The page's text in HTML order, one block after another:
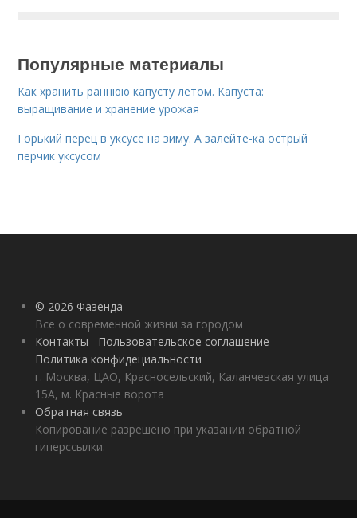
Популярные материалы
Как хранить раннюю капусту летом. Капуста:
выращивание и хранение урожая
Горький перец в уксусе на зиму. А залейте-ка острый
перчик уксусом
© 2026 Фазенда
Все о современной жизни за городом
Контакты
Пользовательское соглашение
Политика конфидециальности
г. Москва, ЦАО, Красносельский, Каланчевская улица
15А, м. Красные ворота
Обратная связь
Копирование разрешено при указании обратной
гиперссылки.